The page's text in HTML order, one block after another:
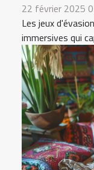
22 février 2025
Les jeux
immersives qui